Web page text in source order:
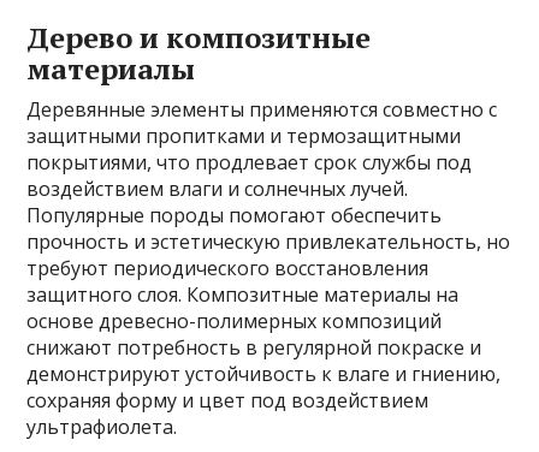
Дерево и композитные
материалы
Деревянные элементы применяются совместно с
защитными пропитками и термозащитными
покрытиями, что продлевает срок службы под
воздействием влаги и солнечных лучей.
Популярные породы помогают обеспечить
прочность и эстетическую привлекательность, но
требуют периодического восстановления
защитного слоя. Композитные материалы на
основе древесно-полимерных композиций
снижают потребность в регулярной покраске и
демонстрируют устойчивость к влаге и гниению,
сохраняя форму и цвет под воздействием
ультрафиолета.